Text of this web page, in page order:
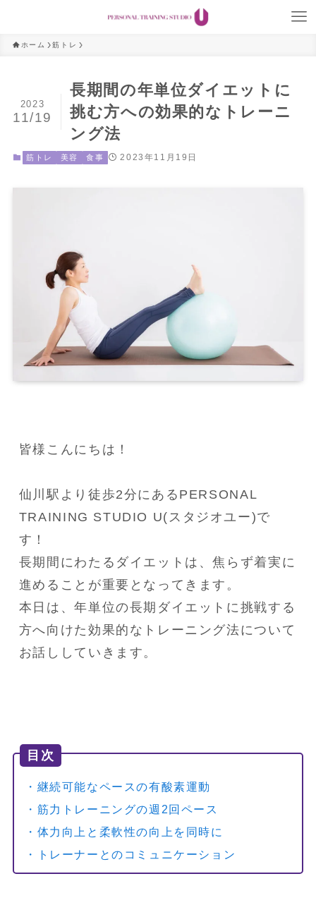
ホーム 筋トレ
長期間の年単位ダイエットに
挑む方への効果的なトレーニ
ング法
2023
11/19
筋トレ 美容 食事 2023年11月19日
皆様こんにちは！
仙川駅より徒歩2分にあるPERSONAL
TRAINING STUDIO U(スタジオユー)で
す！
長期間にわたるダイエットは、焦らず着実に
進めることが重要となってきます。
本日は、年単位の長期ダイエットに挑戦する
方へ向けた効果的なトレーニング法について
お話ししていきます。
目次
・継続可能なペースの有酸素運動
・筋力トレーニングの週2回ペース
・体力向上と柔軟性の向上を同時に
・トレーナーとのコミュニケーション